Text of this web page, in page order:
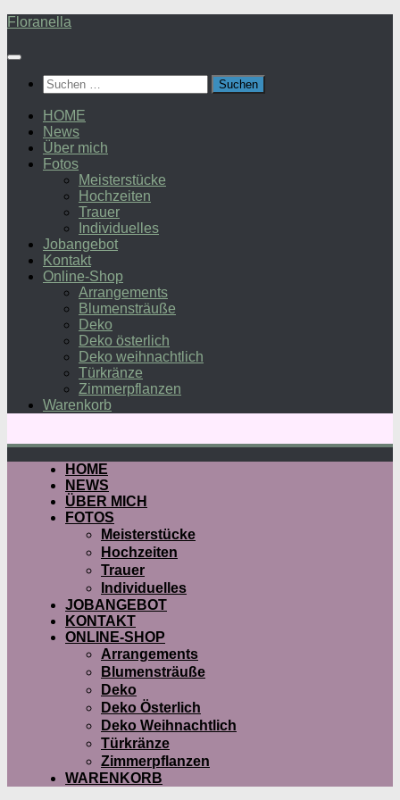
Zum
springen
Floranella
Suchen
nach:
HOME
News
Über mich
Fotos
Meisterstücke
Hochzeiten
Trauer
Individuelles
Jobangebot
Kontakt
Online-Shop
Arrangements
Blumensträuße
Deko
Deko österlich
Deko weihnachtlich
Türkränze
Zimmerpflanzen
Warenkorb
HOME
NEWS
ÜBER MICH
FOTOS
Meisterstücke
Hochzeiten
Trauer
Individuelles
JOBANGEBOT
KONTAKT
ONLINE-SHOP
Arrangements
Blumensträuße
Deko
Deko Österlich
Deko Weihnachtlich
Türkränze
Zimmerpflanzen
WARENKORB